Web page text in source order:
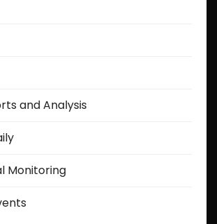
and Analysis
Monitoring